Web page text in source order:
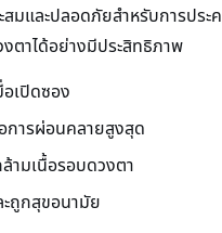
มและปลอดภัยสำหรับการปร
ตาได้อย่างมีประสิทธิภาพ
เปิดซอง
ารผ่อนคลายสูงสุด
ามเนื้อรอบดวงตา
ถูกสุขอนามัย